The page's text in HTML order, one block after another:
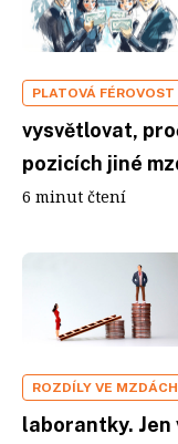
PLATOVÁ FÉROVOST
vysvětlovat,
pozicích jiné
6 minut čtení
ROZDÍLY VE MZDÁCH
laborantky.